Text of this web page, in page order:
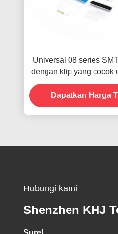
Universal 08 series
dengan klip yang cocok
ukuran pita
Dapatkan Harga
Hubungi kami
Shenzhen KHJ
Surel